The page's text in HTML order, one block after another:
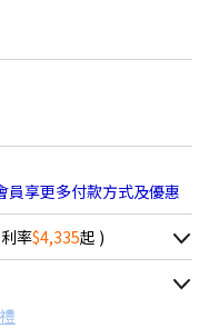
員享更多付款方式及優惠
利率$4,335起 )
顯示為主